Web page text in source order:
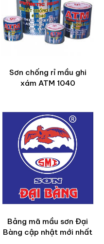
Sơn chống rỉ mầu ghi
xám ATM 1040
Bảng mã mầu sơn Đại
Bàng cập nhật mới nhất